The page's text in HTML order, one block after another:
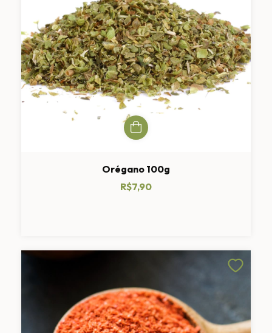
Orégano 100g
R$7,90